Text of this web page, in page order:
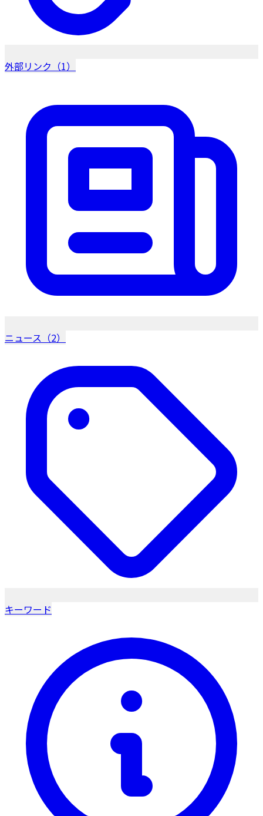
外部リンク（1）
ニュース（2）
キーワード